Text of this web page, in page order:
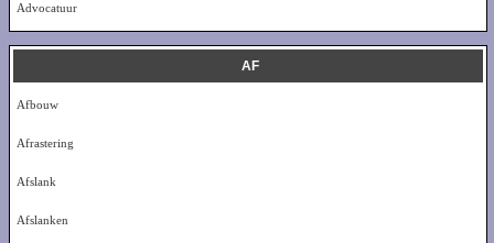
Advocatuur
AF
Afbouw
Afrastering
Afslank
Afslanken